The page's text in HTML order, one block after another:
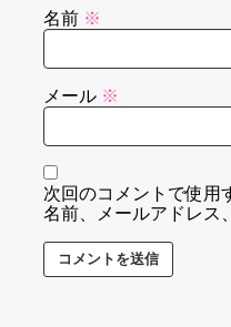
名前 ※
メール ※
次回のコメントで使用
名前、メールアドレス